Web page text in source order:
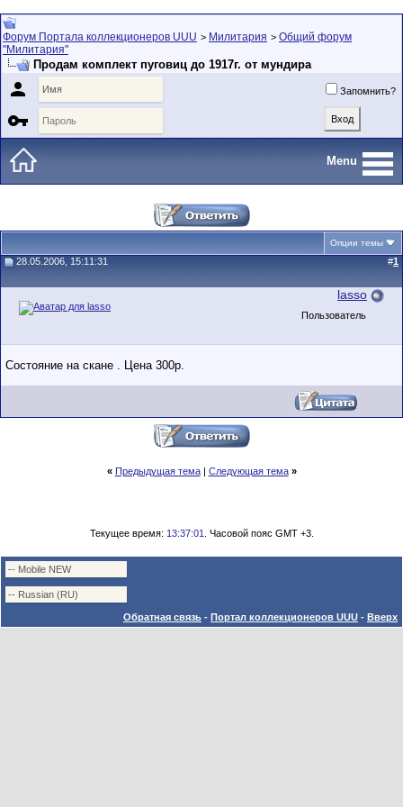
Форум Портала коллекционеров UUU > Милитария > Общий форум
"Милитария"
Продам комплект пуговиц до 1917г. от мундира
 Запомнить?

Menu
Опции темы
28.05.2006, 15:11:31 #1
lasso
Пользователь
Состояние на скане . Цена 300р.
« Предыдущая тема| Следующая тема »
Текущее время: 13:37:01 . Часовой пояс GMT +3.
Обратная связь - Портал коллекционеров UUU - Вверх